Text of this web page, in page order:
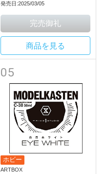
発売日:2025/03/05
商品を見る
05
ホビー
ARTBOX